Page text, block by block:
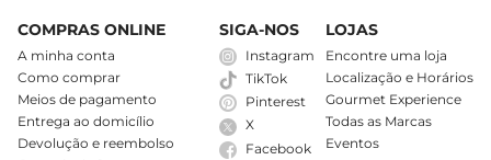
COMPRAS ONLINE
A minha conta
Como comprar
Meios de pagamento
Entrega ao domicílio
Devolução e reembolso
SIGA-NOS
Instagram
TikTok
Pinterest
X
Facebook
LOJAS
Encontre uma loja
Localização e Horários
Gourmet Experience
Todas as Marcas
Eventos